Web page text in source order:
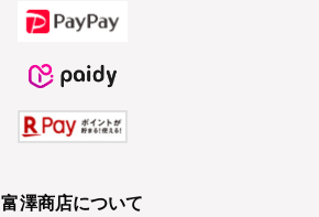
富澤商店について